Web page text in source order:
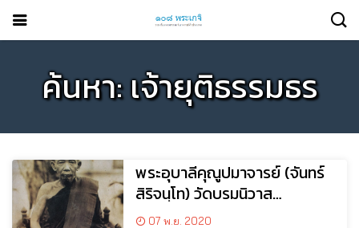
ค้นหา: เจ้ายุติธรรมธร
พระอุบาลีคุณูปมาจารย์ (จันทร์
สิริจนฺโท) วัดบรมนิวาส
กรุงเทพฯ
07 พ.ย. 2020